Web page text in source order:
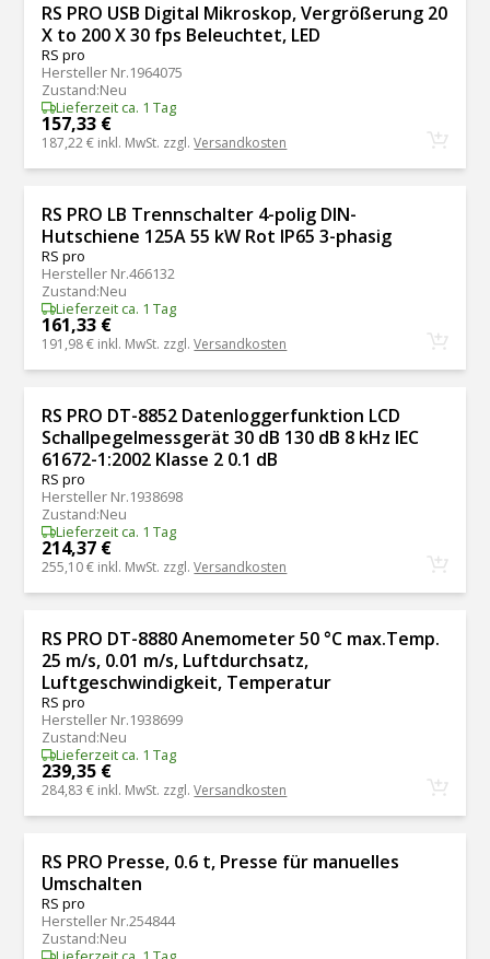
RS PRO USB Digital Mikroskop, Vergrößerung 20
X to 200 X 30 fps Beleuchtet, LED
RS pro
Hersteller Nr.1964075
Zustand:Neu
Lieferzeit ca. 1 Tag
157,33 €
187,22 € inkl. MwSt. zzgl.Versandkosten
RS PRO LB Trennschalter 4-polig DIN-
Hutschiene 125A 55 kW Rot IP65 3-phasig
RS pro
Hersteller Nr.466132
Zustand:Neu
Lieferzeit ca. 1 Tag
161,33 €
191,98 € inkl. MwSt. zzgl.Versandkosten
RS PRO DT-8852 Datenloggerfunktion LCD
Schallpegelmessgerät 30 dB 130 dB 8 kHz IEC
61672-1:2002 Klasse 2 0.1 dB
RS pro
Hersteller Nr.1938698
Zustand:Neu
Lieferzeit ca. 1 Tag
214,37 €
255,10 € inkl. MwSt. zzgl.Versandkosten
RS PRO DT-8880 Anemometer 50 °C max.Temp.
25 m/s, 0.01 m/s, Luftdurchsatz,
Luftgeschwindigkeit, Temperatur
RS pro
Hersteller Nr.1938699
Zustand:Neu
Lieferzeit ca. 1 Tag
239,35 €
284,83 € inkl. MwSt. zzgl.Versandkosten
RS PRO Presse, 0.6 t, Presse für manuelles
Umschalten
RS pro
Hersteller Nr.254844
Zustand:Neu